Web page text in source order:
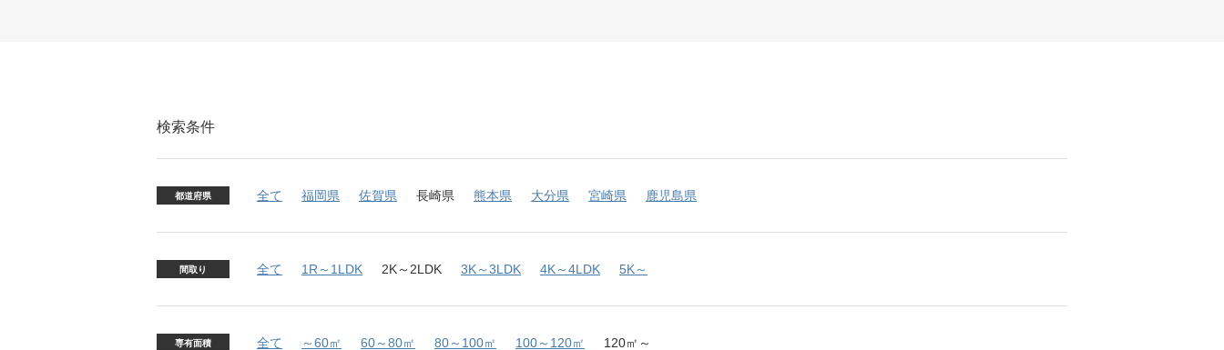
検索条件
都道府県 全て 福岡県 佐賀県 長崎県 熊本県 大分県 宮崎県 鹿児島県
間取り 全て 1R～1LDK 2K～2LDK 3K～3LDK 4K～4LDK 5K～
専有面積 全て ～60㎡ 60～80㎡ 80～100㎡ 100～120㎡ 120㎡～